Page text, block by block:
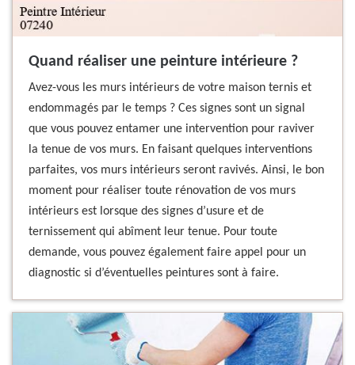
Quand réaliser une peinture intérieure ?
Avez-vous les murs intérieurs de votre maison ternis et
endommagés par le temps ? Ces signes sont un signal
que vous pouvez entamer une intervention pour raviver
la tenue de vos murs. En faisant quelques interventions
parfaites, vos murs intérieurs seront ravivés. Ainsi, le bon
moment pour réaliser toute rénovation de vos murs
intérieurs est lorsque des signes d’usure et de
ternissement qui abîment leur tenue. Pour toute
demande, vous pouvez également faire appel pour un
diagnostic si d’éventuelles peintures sont à faire.